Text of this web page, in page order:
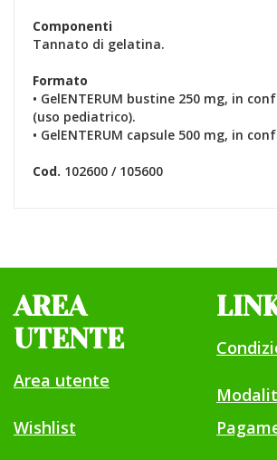
Componenti
Tannato di gelatina.
Formato
• GelENTERUM bustine 250 mg, in
(uso pediatrico).
• GelENTERUM capsule 500 mg, in
Cod. 102600 / 105600
AREA
UTENTE
Area utente
Wishlist